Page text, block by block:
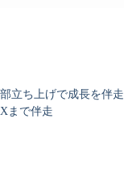
立ち上げで成長を伴走
まで伴走